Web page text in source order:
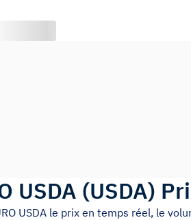
USDA (USDA)
USDA le prix en temps réel, le